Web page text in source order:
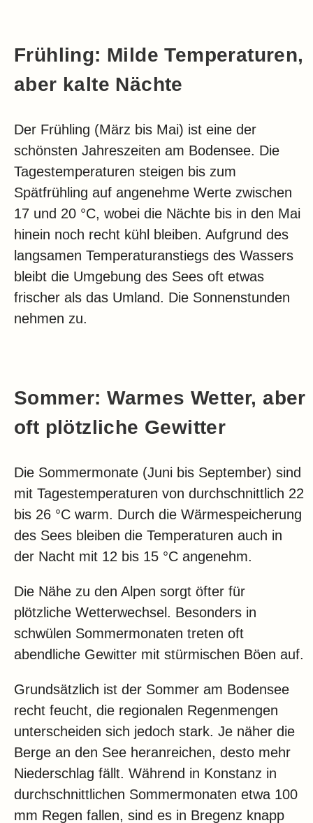
Frühling: Milde Temperaturen,
aber kalte Nächte
Der Frühling (März bis Mai) ist eine der
schönsten Jahreszeiten am Bodensee. Die
Tagestemperaturen steigen bis zum
Spätfrühling auf angenehme Werte zwischen
17 und 20 °C, wobei die Nächte bis in den Mai
hinein noch recht kühl bleiben. Aufgrund des
langsamen Temperaturanstiegs des Wassers
bleibt die Umgebung des Sees oft etwas
frischer als das Umland. Die Sonnenstunden
nehmen zu.
Sommer: Warmes Wetter, aber
oft plötzliche Gewitter
Die Sommermonate (Juni bis September) sind
mit Tagestemperaturen von durchschnittlich 22
bis 26 °C warm. Durch die Wärmespeicherung
des Sees bleiben die Temperaturen auch in
der Nacht mit 12 bis 15 °C angenehm.
Die Nähe zu den Alpen sorgt öfter für
plötzliche Wetterwechsel. Besonders in
schwülen Sommermonaten treten oft
abendliche Gewitter mit stürmischen Böen auf.
Grundsätzlich ist der Sommer am Bodensee
recht feucht, die regionalen Regenmengen
unterscheiden sich jedoch stark. Je näher die
Berge an den See heranreichen, desto mehr
Niederschlag fällt. Während in Konstanz in
durchschnittlichen Sommermonaten etwa 100
mm Regen fallen, sind es in Bregenz knapp